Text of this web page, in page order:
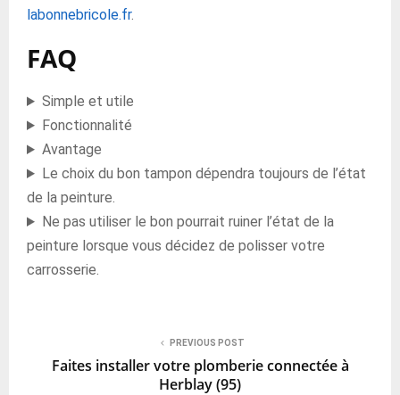
labonnebricole.fr.
FAQ
Simple et utile
Fonctionnalité
Avantage
Le choix du bon tampon dépendra toujours de l’état
de la peinture.
Ne pas utiliser le bon pourrait ruiner l’état de la
peinture lorsque vous décidez de polisser votre
carrosserie.
PREVIOUS POST
Faites installer votre plomberie connectée à
Herblay (95)